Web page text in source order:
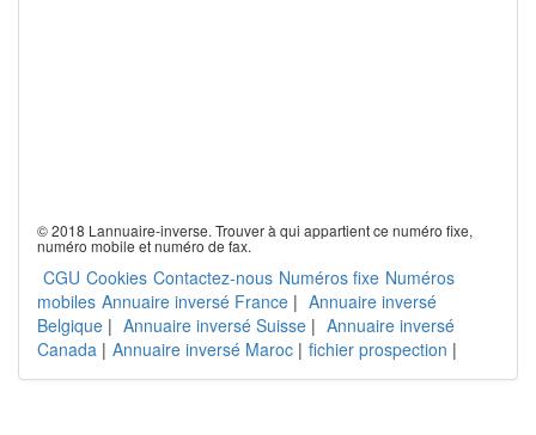
© 2018 Lannuaire-inverse. Trouver à qui appartient ce numéro fixe,
numéro mobile et numéro de fax.
CGU Cookies Contactez-nous Numéros fixe Numéros
mobiles Annuaire inversé France | Annuaire inversé
Belgique | Annuaire inversé Suisse | Annuaire inversé
Canada | Annuaire inversé Maroc | fichier prospection |